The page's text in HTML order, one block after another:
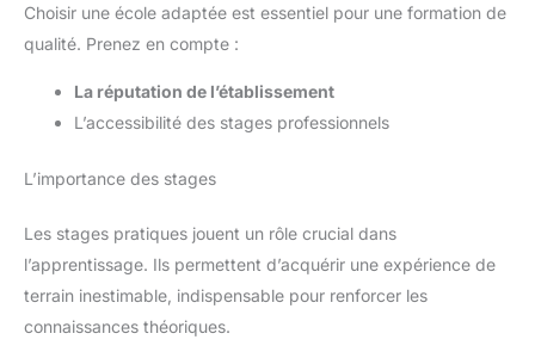
Choisir une école adaptée est essentiel pour une formation de
qualité. Prenez en compte :
La réputation de l’établissement
L’accessibilité des stages professionnels
L’importance des stages
Les stages pratiques jouent un rôle crucial dans
l’apprentissage. Ils permettent d’acquérir une expérience de
terrain inestimable, indispensable pour renforcer les
connaissances théoriques.